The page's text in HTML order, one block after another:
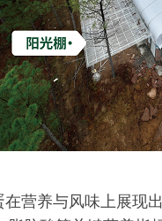
营养与风味上展现